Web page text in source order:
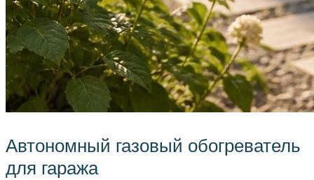
Автономный газовый обогреватель
для гаража